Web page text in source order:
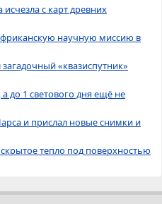
с карт древних
научную миссию в
«квазиспутник»
до 1 светового дня ещё не
и прислал новые снимки и
тепло под поверхностью